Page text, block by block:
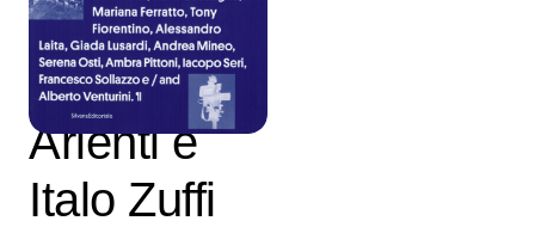
workshop
di Stefano
Arienti e
Italo Zuffi